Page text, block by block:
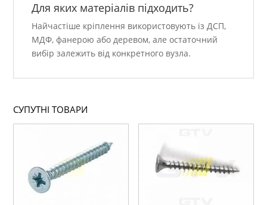
Для яких матеріалів підходить?
Найчастіше кріплення використовують із ДСП,
МДФ, фанерою або деревом, але остаточний
вибір залежить від конкретного вузла.
СУПУТНІ ТОВАРИ